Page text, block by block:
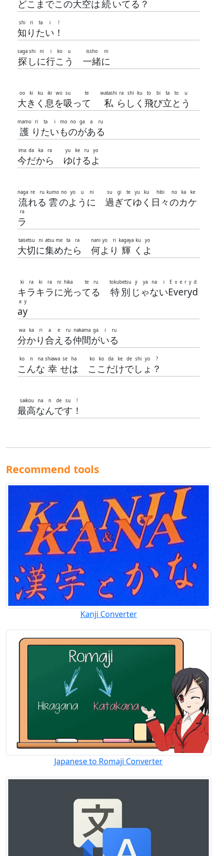
どこ までこの大空は続いてる ？
知
shi
り
ri
た
ta
い
i
！
!
探
saga
し
shi
に
ni
行
i
こ
ko
う
u
一緒
issho
に
ni
大
oo
き
ki
く
ku
息
iki
を
wo
吸
su
って
te
私
watashi
ら
ra
し
shi
く
ku
飛
to
び
bi
立
ta
と
to
う
u
護
mamo
り
ri
た
ta
い
i
も
mo
の
no
が
ga
あ
a
る
ru
今
ima
だ
da
か
ka
ら
ra
ゆ
yu
け
ke
る
ru
よ
yo
流
naga
れ
re
る
ru
雲
kumo
の
no
よ
yo
う
u
に
ni
過
su
ぎ
gi
て
te
ゆ
yu
く
ku
日々
hibi
の
no
カ
ka
ケ
ke
ラ
ra
大切
taisetsu
に
ni
集
atsu
め
me
た
ta
ら
ra
何
nani
よ
yo
り
ri
輝
kagaya
く
ku
よ
yo
キ
ki
ラ
ra
キ
ki
ラ
ra
に
ni
光
hika
って
te
る
ru
特別
tokubetsu
じ
ji
ゃ
ya
な
na
い
i
E
E
v
v
e
e
r
r
y
y
d
d
a
a
y
y
分
wa
か
ka
り
ri
合
a
え
e
る
ru
仲間
nakama
が
ga
い
i
る
ru
こ
ko
ん
n
な
na
幸
shiawa
せ
se
は
ha
こ
ko
こ
ko
だ
da
け
ke
で
de
し
shi
ょ
yo
？
?
最高
saikou
な
na
ん
n
で
de
す
su
！
!
Recommend tools
Kanji Converter
Japanese to Romaji Converter